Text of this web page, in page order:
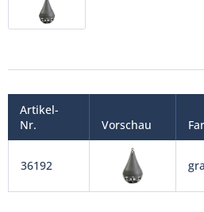
Artikel-
Nr.
Vorschau
36192